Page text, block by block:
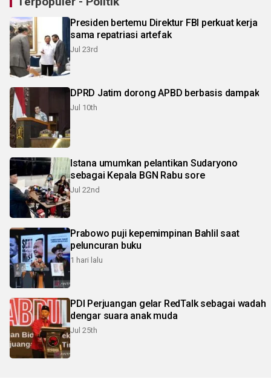
Presiden bertemu Direktur FBI perkuat kerja
sama repatriasi artefak
Jul 23rd
DPRD Jatim dorong APBD berbasis dampak
Jul 10th
Istana umumkan pelantikan Sudaryono
sebagai Kepala BGN Rabu sore
Jul 22nd
Prabowo puji kepemimpinan Bahlil saat
peluncuran buku
1 hari lalu
PDI Perjuangan gelar RedTalk sebagai wadah
dengar suara anak muda
Jul 25th